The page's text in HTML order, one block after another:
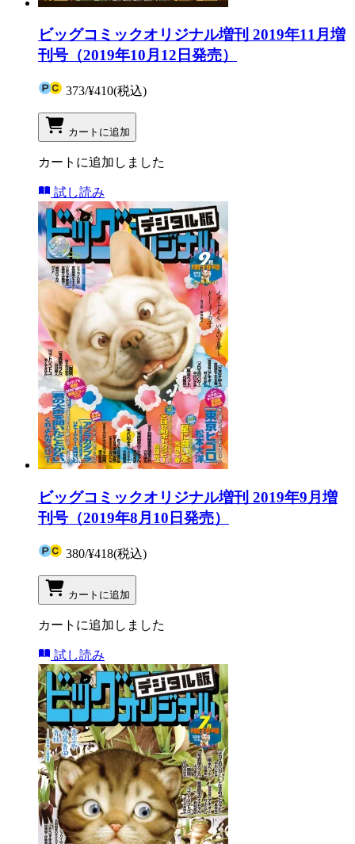
ビッグコミックオリジナル増刊 2019年11月増
刊号（2019年10月12日発売）
373/¥410(税込)
カートに追加
カートに追加しました
試し読み
ビッグコミックオリジナル増刊 2019年9月増
刊号（2019年8月10日発売）
380/¥418(税込)
カートに追加
カートに追加しました
試し読み